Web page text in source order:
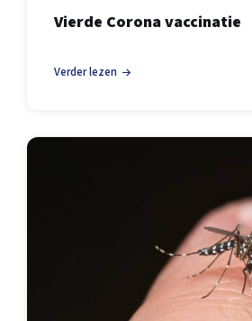
Vierde Corona vaccinatie
Verder lezen